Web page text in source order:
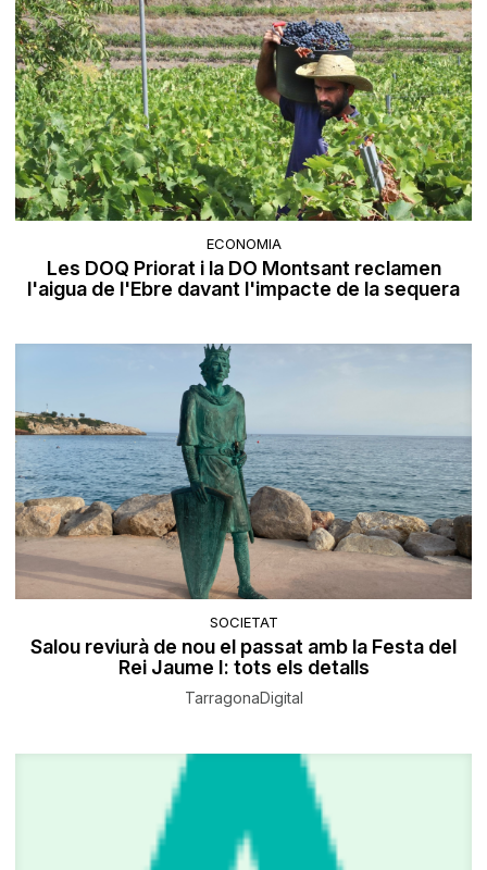
ECONOMIA
Les DOQ Priorat i la DO Montsant reclamen
l'aigua de l'Ebre davant l'impacte de la sequera
SOCIETAT
Salou reviurà de nou el passat amb la Festa del
Rei Jaume I: tots els detalls
TarragonaDigital